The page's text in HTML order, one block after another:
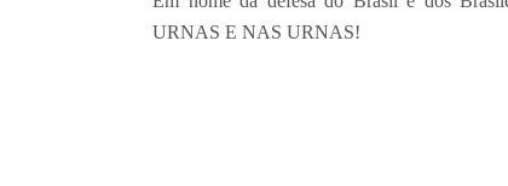
URNAS E NAS URNAS!